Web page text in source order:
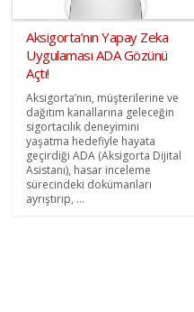
Aksigorta’nın Yapay Zeka
Uygulaması ADA Gözünü
Açtı!
Aksigorta’nın, müşterilerine ve
dağıtım kanallarına geleceğin
sigortacılık deneyimini
yaşatma hedefiyle hayata
geçirdiği ADA (Aksigorta Dijital
Asistanı), hasar inceleme
sürecindeki dokümanları
ayrıştırıp, ...